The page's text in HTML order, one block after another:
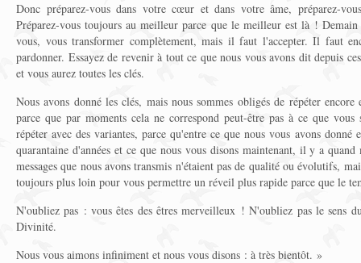
Donc préparez-vous dans votre cœur et dans votre âme, préparez-
Préparez-vous toujours au meilleur parce que le meilleur est là !
vous, vous transformer complètement, mais il faut l'accepter. Il faut
pardonner. Essayez de revenir à tout ce que nous vous avons dit depuis
et vous aurez toutes les clés.
Nous avons donné les clés, mais nous sommes obligés de répéter
parce que par moments cela ne correspond peut-être pas à ce que vous
répéter avec des variantes, parce qu'entre ce que nous vous avons
quarantaine d'années et ce que nous vous disons maintenant, il y a
messages que nous avons transmis n'étaient pas de qualité ou évolutifs,
toujours plus loin pour vous permettre un réveil plus rapide parce que le
N'oubliez pas : vous êtes des êtres merveilleux ! N'oubliez pas le sens
Divinité.
Nous vous aimons infiniment et nous vous disons : à très bientôt. »